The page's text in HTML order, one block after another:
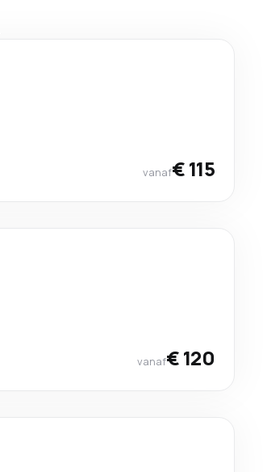
vanaf€ 115
vanaf€ 120